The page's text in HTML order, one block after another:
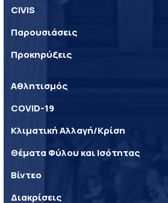
CIVIS
Παρουσιάσεις
Προκηρύξεις
Αθλητισμός
COVID-19
Κλιματική Αλλαγή/Κρίση
Θέματα Φύλου και Ισότητας
Βίντεο
Διακρίσεις